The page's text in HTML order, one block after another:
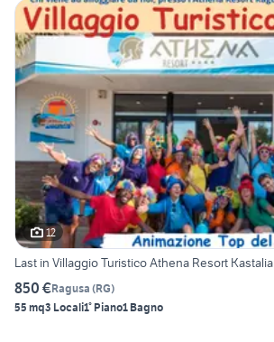
12
Last in Villaggio Turistico Athena Resort Kastalia
850 €Ragusa (RG)
55 mq3 Locali1° Piano1 Bagno